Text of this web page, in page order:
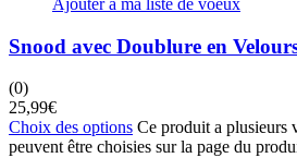
Ajouter à ma liste de voeux
Snood avec Doublure en
(0)
25,99€
Choix des options Ce produit a plusieurs
peuvent être choisies sur la page du